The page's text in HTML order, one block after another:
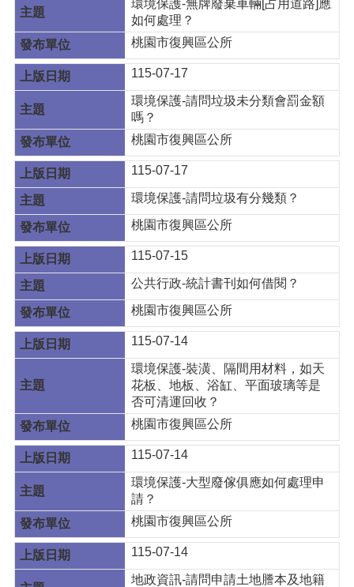
環境保護-無牌廢棄車輛[占用道路]應
如何處理？
桃園市復興區公所
115-07-17
環境保護-請問垃圾未分類會罰金額
嗎？
桃園市復興區公所
115-07-17
環境保護-請問垃圾有分幾類？
桃園市復興區公所
115-07-15
公共行政-統計書刊如何借閱？
桃園市復興區公所
115-07-14
環境保護-裝潢、隔間用材料，如天
花板、地板、浴缸、平面玻璃等是
否可清運回收？
桃園市復興區公所
115-07-14
環境保護-大型廢傢俱應如何處理申
請？
桃園市復興區公所
115-07-14
地政資訊-請問申請土地謄本及地籍